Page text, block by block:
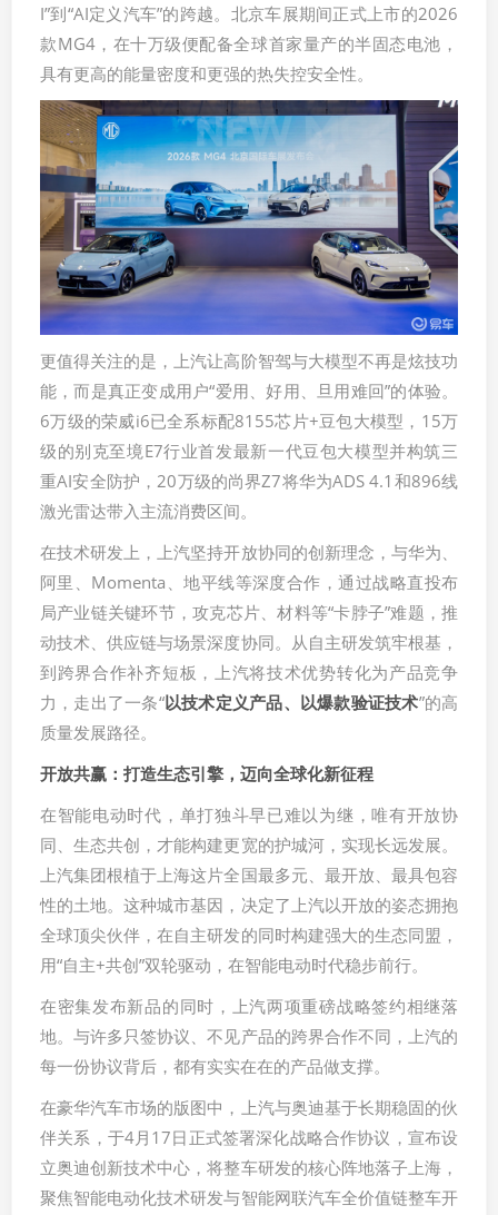
I”到“AI定义汽车”的跨越。北京车展期间正式上市的2026
款MG4，在十万级便配备全球首家量产的半固态电池，
具有更高的能量密度和更强的热失控安全性。
更值得关注的是，上汽让高阶智驾与大模型不再是炫技功
能，而是真正变成用户“爱用、好用、旦用难回”的体验。
6万级的荣威i6已全系标配8155芯片+豆包大模型，15万
级的别克至境E7行业首发最新一代豆包大模型并构筑三
重AI安全防护，20万级的尚界Z7将华为ADS 4.1和896线
激光雷达带入主流消费区间。
在技术研发上，上汽坚持开放协同的创新理念，与华为、
阿里、Momenta、地平线等深度合作，通过战略直投布
局产业链关键环节，攻克芯片、材料等“卡脖子”难题，推
动技术、供应链与场景深度协同。从自主研发筑牢根基，
到跨界合作补齐短板，上汽将技术优势转化为产品竞争
力，走出了一条“以技术定义产品、以爆款验证技术”的高
质量发展路径。
开放共赢：打造生态引擎，迈向全球化新征程
在智能电动时代，单打独斗早已难以为继，唯有开放协
同、生态共创，才能构建更宽的护城河，实现长远发展。
上汽集团根植于上海这片全国最多元、最开放、最具包容
性的土地。这种城市基因，决定了上汽以开放的姿态拥抱
全球顶尖伙伴，在自主研发的同时构建强大的生态同盟，
用“自主+共创”双轮驱动，在智能电动时代稳步前行。
在密集发布新品的同时，上汽两项重磅战略签约相继落
地。与许多只签协议、不见产品的跨界合作不同，上汽的
每一份协议背后，都有实实在在的产品做支撑。
在豪华汽车市场的版图中，上汽与奥迪基于长期稳固的伙
伴关系，于4月17日正式签署深化战略合作协议，宣布设
立奥迪创新技术中心，将整车研发的核心阵地落子上海，
聚焦智能电动化技术研发与智能网联汽车全价值链整车开